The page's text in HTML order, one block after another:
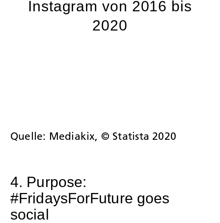
Instagram von 2016 bis
2020
Quelle: Mediakix, © Statista 2020
4. Purpose:
#FridaysForFuture goes
social